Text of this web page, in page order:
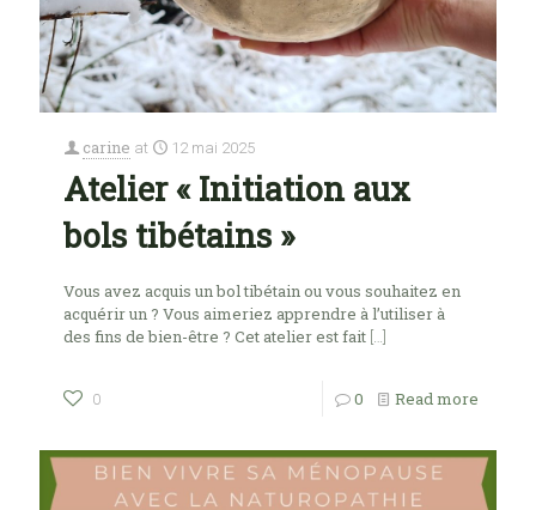
carine at 12 mai 2025
Atelier « Initiation aux
bols tibétains »
Vous avez acquis un bol tibétain ou vous souhaitez en
acquérir un ? Vous aimeriez apprendre à l’utiliser à
des fins de bien-être ? Cet atelier est fait […]
0 0 Read more